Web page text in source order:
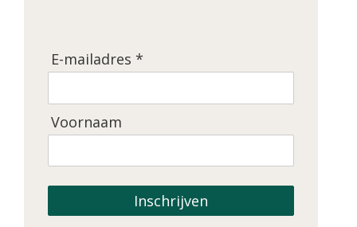
E-mailadres *
Voornaam
Inschrijven